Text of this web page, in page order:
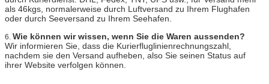
als 46kgs, normalerweise durch Luftversand zu Ihrem Flughafen
oder durch Seeversand zu Ihrem Seehafen.
6. Wie können wir wissen, wenn Sie die Waren aussenden?
Wir informieren Sie, dass die Kurierfluglinienrechnungszahl,
nachdem sie den Versand aufheben, also Sie seinen Status auf
ihrer Website verfolgen können.